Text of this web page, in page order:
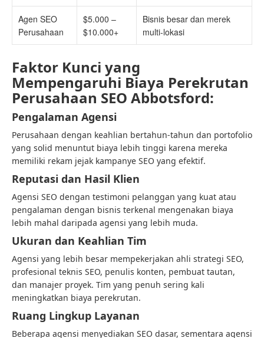
Agen SEO
Perusahaan
$5.000 –
$10.000+
Bisnis besar dan merek
multi-lokasi
Faktor Kunci yang
Mempengaruhi Biaya Perekrutan
Perusahaan SEO Abbotsford:
Pengalaman Agensi
Perusahaan dengan keahlian bertahun-tahun dan portofolio
yang solid menuntut biaya lebih tinggi karena mereka
memiliki rekam jejak kampanye SEO yang efektif.
Reputasi dan Hasil Klien
Agensi SEO dengan testimoni pelanggan yang kuat atau
pengalaman dengan bisnis terkenal mengenakan biaya
lebih mahal daripada agensi yang lebih muda.
Ukuran dan Keahlian Tim
Agensi yang lebih besar mempekerjakan ahli strategi SEO,
profesional teknis SEO, penulis konten, pembuat tautan,
dan manajer proyek. Tim yang penuh sering kali
meningkatkan biaya perekrutan.
Ruang Lingkup Layanan
Beberapa agensi menyediakan SEO dasar, sementara agensi